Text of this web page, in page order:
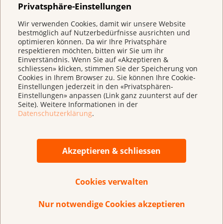
Privatsphäre-Einstellungen
Wir verwenden Cookies, damit wir unsere Website
bestmöglich auf Nutzerbedürfnisse ausrichten und
optimieren können. Da wir Ihre Privatsphäre
respektieren möchten, bitten wir Sie um ihr
Einverständnis. Wenn Sie auf «Akzeptieren &
schliessen» klicken, stimmen Sie der Speicherung von
Cookies in Ihrem Browser zu. Sie können Ihre Cookie-
Einstellungen jederzeit in den «Privatsphären-
Einstellungen» anpassen (Link ganz zuunterst auf der
Seite). Weitere Informationen in der
Datenschutzerklärung.
Akzeptieren & schliessen
Cookies verwalten
Nur notwendige Cookies akzeptieren
Pflegende Angehörige